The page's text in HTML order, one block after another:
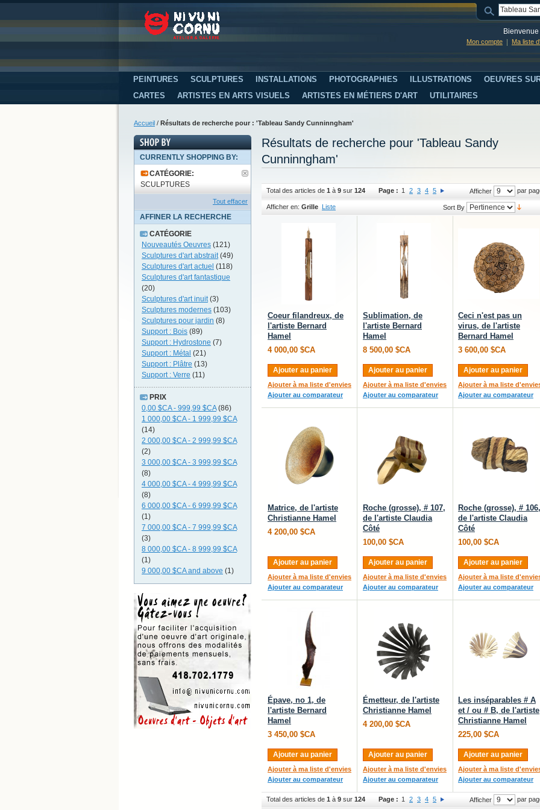
Mon compte Ma liste
PEINTURES SCULPTURES INSTALLATIONS PHOTOGRAPHIES ILLUSTRATIONS
OEUVRES
CARTES
ARTISTES EN ARTS VISUELS ARTISTES EN MÉTIERS D'ART UTILITAIRES
Accueil / Résultats de recherche pour : 'Tableau Sandy Cunninngham'
Résultats de recherche pour 'Tableau Sandy
Cunninngham'
Total des articles de 1 à 9 sur 124 Afficher par
Page : 1 2 3 4 5
Afficher en: Grille Liste Sort By
Coeur filandreux, de
l'artiste Bernard
Hamel
4 000,00 $CA
Ajouter au panier
Ajouter à ma liste d'envies
Ajouter au comparateur
Sublimation, de
l'artiste Bernard
Hamel
8 500,00 $CA
Ajouter au panier
Ajouter à ma liste d'envies
Ajouter au comparateur
Ceci n'est pas un
virus, de l'artiste
Bernard Hamel
3 600,00 $CA
Ajouter au panier
Ajouter à ma liste
Ajouter au comparateur
Matrice, de l'artiste
Christianne Hamel
4 200,00 $CA
Ajouter au panier
Ajouter à ma liste d'envies
Ajouter au comparateur
Roche (grosse), # 107,
de l'artiste Claudia
Côté
100,00 $CA
Ajouter au panier
Ajouter à ma liste d'envies
Ajouter au comparateur
Roche (grosse), # 106,
de l'artiste Claudia
Côté
100,00 $CA
Ajouter au panier
Ajouter à ma liste
Ajouter au comparateur
Épave, no 1, de
l'artiste Bernard
Hamel
3 450,00 $CA
Ajouter au panier
Ajouter à ma liste d'envies
Ajouter au comparateur
Émetteur, de l'artiste
Christianne Hamel
4 200,00 $CA
Ajouter au panier
Ajouter à ma liste d'envies
Ajouter au comparateur
Les inséparables # A
et / ou # B, de l'artiste
Christianne Hamel
225,00 $CA
Ajouter au panier
Ajouter à ma liste
Ajouter au comparateur
Total des articles de 1 à 9 sur 124 Afficher par
Page : 1 2 3 4 5
CURRENTLY SHOPPING BY:
CATÉGORIE:
SCULPTURES
Tout effacer
AFFINER LA RECHERCHE
CATÉGORIE
Nouveautés Oeuvres (121)
Sculptures d'art abstrait(49)
Sculptures d'art actuel (118)
Sculptures d'art fantastique
(20)
Sculptures d'art inuit(3)
Sculptures modernes (103)
Sculptures pour jardin (8)
Support : Bois (89)
Support : Hydrostone (7)
Support : Métal (21)
Support : Plâtre (13)
Support : Verre (11)
PRIX
0,00 $CA- 999,99 $CA(86)
1 000,00 $CA- 1 999,99 $CA
(14)
2 000,00 $CA- 2 999,99 $CA
(2)
3 000,00 $CA- 3 999,99 $CA
(8)
4 000,00 $CA- 4 999,99 $CA
(8)
6 000,00 $CA- 6 999,99 $CA
(1)
7 000,00 $CA- 7 999,99 $CA
(3)
8 000,00 $CA- 8 999,99 $CA
(1)
9 000,00 $CAand above (1)